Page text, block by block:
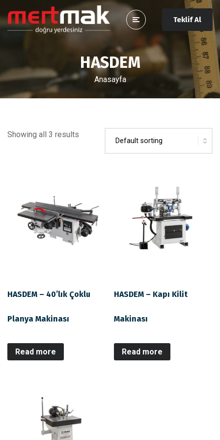
Teklif Al
HASDEM
Anasayfa
Showing all 3 results
HASDEM – 40’lık Çoklu
Planya Makinası
Read more
HASDEM – Kapı Kilit
Makinası
Read more